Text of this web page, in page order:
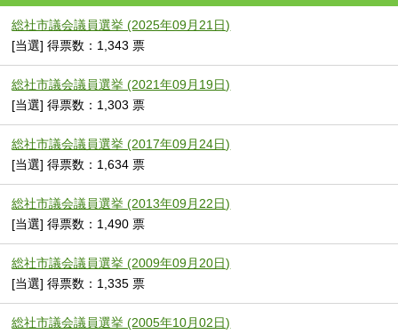
総社市議会議員選挙 (2025年09月21日)
[当選] 得票数：1,343 票
総社市議会議員選挙 (2021年09月19日)
[当選] 得票数：1,303 票
総社市議会議員選挙 (2017年09月24日)
[当選] 得票数：1,634 票
総社市議会議員選挙 (2013年09月22日)
[当選] 得票数：1,490 票
総社市議会議員選挙 (2009年09月20日)
[当選] 得票数：1,335 票
総社市議会議員選挙 (2005年10月02日)